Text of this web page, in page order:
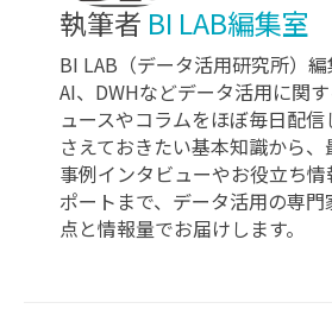
執筆者 BI LAB編集室
BI LAB（データ活用研究所）編
AI、DWHなどデータ活用に関
ュースやコラムをほぼ毎日配信
さえておきたい基本知識から、
事例インタビューやお役立ち
ポートまで、データ活用の専
点と情報量でお届けします。